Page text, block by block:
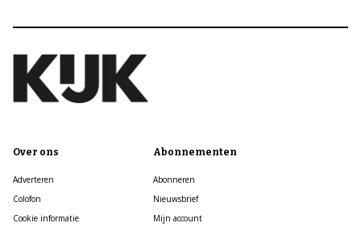
Over ons
Adverteren
Colofon
Cookie informatie
Abonnementen
Abonneren
Nieuwsbrief
Mijn account